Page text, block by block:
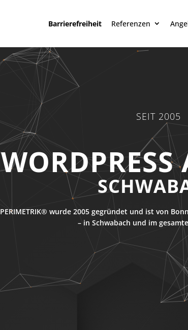
Barrierefreiheit Referenzen
SEIT 2005
WORDPRESS
PERIMETRIK® wurde 2005 gegründet und ist von
– in Schwabach und im